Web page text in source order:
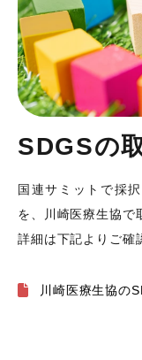
SDGSの
国連サミットで採
を、川崎医療生協で
詳細は下記よりご確
川崎医療生協の